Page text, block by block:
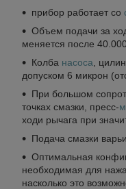
прибор работает со
Объем подачи за
меняется после
Колба насоса ,
допуском 6 микрон
При большом
точках смазки, пресс-
ходи рычага при
Подача смазки
Оптимальная
необходимая для
насколько это